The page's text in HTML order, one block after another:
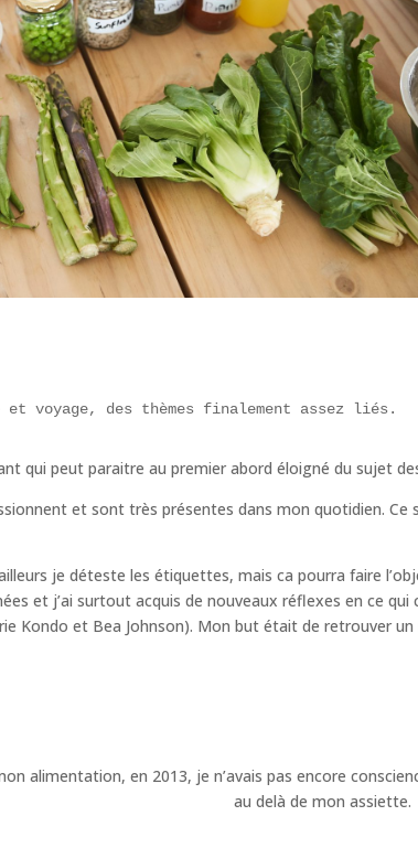
et voyage, des thèmes finalement assez liés.
qui peut paraitre au premier abord éloigné du sujet
et sont très présentes dans mon quotidien.
je déteste les étiquettes, mais ca pourra faire
et j’ai surtout acquis de nouveaux réflexes en ce
Kondo et Bea Johnson). Mon but était de retrouver
alimentation, en 2013, je n’avais pas encore
au delà de mon assiette.